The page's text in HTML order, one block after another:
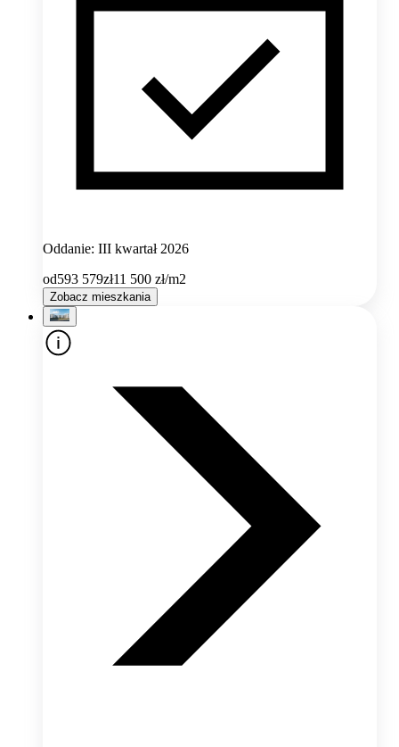
Oddanie: III kwartał 2026
od593 579zł11 500 zł/m2
Zobacz mieszkania